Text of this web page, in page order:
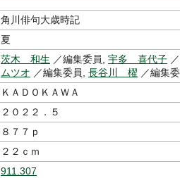
角川俳句大歳時記
夏
茨木 和生 ／編集委員, 宇多 喜代子
ムツオ ／編集委員, 長谷川 櫂 ／編集
ＫＡＤＯＫＡＷＡ
２０２２．５
８７７ｐ
２２ｃｍ
911.307